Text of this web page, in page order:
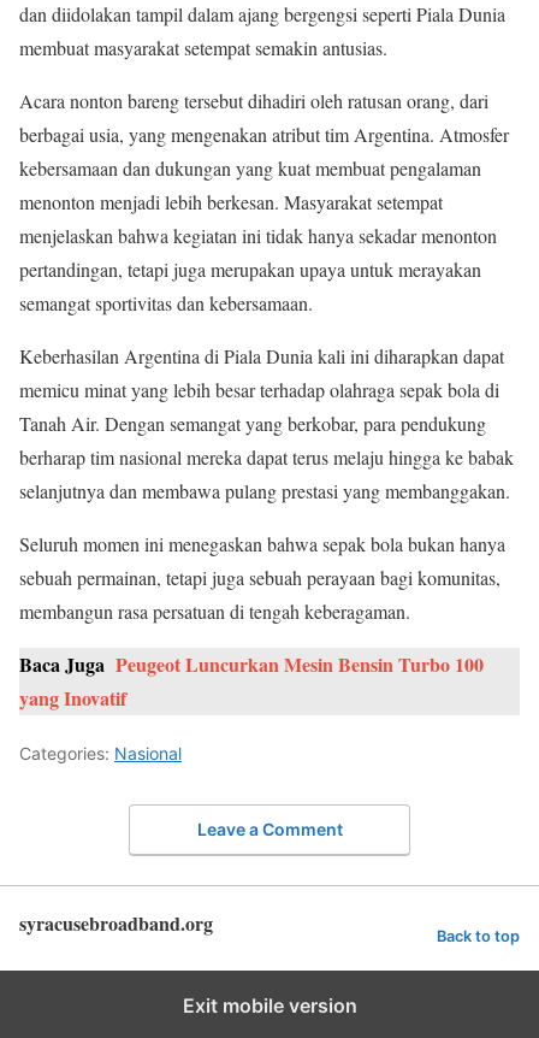
dan diidolakan tampil dalam ajang bergengsi seperti Piala Dunia
membuat masyarakat setempat semakin antusias.
Acara nonton bareng tersebut dihadiri oleh ratusan orang, dari
berbagai usia, yang mengenakan atribut tim Argentina. Atmosfer
kebersamaan dan dukungan yang kuat membuat pengalaman
menonton menjadi lebih berkesan. Masyarakat setempat
menjelaskan bahwa kegiatan ini tidak hanya sekadar menonton
pertandingan, tetapi juga merupakan upaya untuk merayakan
semangat sportivitas dan kebersamaan.
Keberhasilan Argentina di Piala Dunia kali ini diharapkan dapat
memicu minat yang lebih besar terhadap olahraga sepak bola di
Tanah Air. Dengan semangat yang berkobar, para pendukung
berharap tim nasional mereka dapat terus melaju hingga ke babak
selanjutnya dan membawa pulang prestasi yang membanggakan.
Seluruh momen ini menegaskan bahwa sepak bola bukan hanya
sebuah permainan, tetapi juga sebuah perayaan bagi komunitas,
membangun rasa persatuan di tengah keberagaman.
Baca Juga Peugeot Luncurkan Mesin Bensin Turbo 100
yang Inovatif
Categories: Nasional
Leave a Comment
syracusebroadband.org Back to top
Exit mobile version